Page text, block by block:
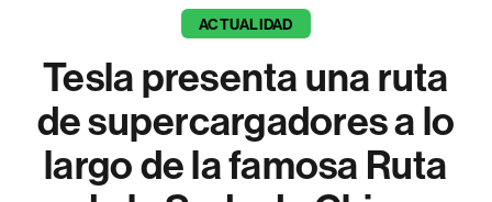
ACTUALIDAD
Tesla presenta una ruta
de supercargadores a lo
largo de la famosa Ruta